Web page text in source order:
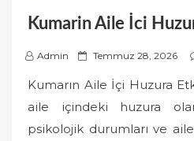
Kumarin Aile İci
Admin
P
t
e
Temmuz 28, 2026
Kumarın Aile İçi Huzura
aile içindeki huzura
psikolojik durumları ve